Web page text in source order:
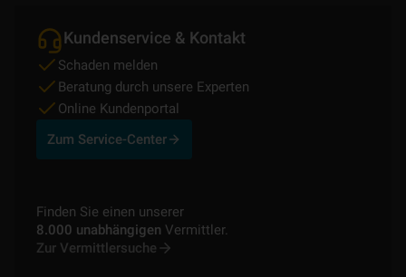
Kundenservice & Kontakt
Schaden melden
Beratung durch unsere Experten
Online Kundenportal
Zum Service-Center
Finden Sie einen unserer
8.000 unabhängigen Vermittler.
Zur Vermittlersuche